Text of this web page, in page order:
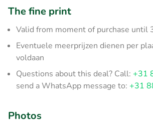
The fine print
Valid from moment of purchase until
Eventuele meerprijzen dienen per
voldaan
Questions about this deal? Call: +31
send a WhatsApp message to: +31
Photos